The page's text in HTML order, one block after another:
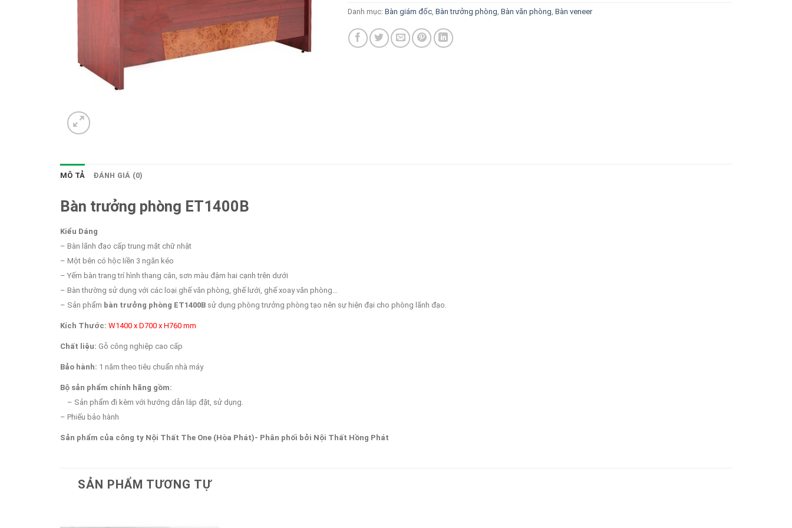
Danh mục: Bàn giám đốc, Bàn trưởng phòng Bàn văn phòng Bàn veneer
MÔ TẢ ĐÁNH GIÁ (0)
Bàn trưởng phòng ET1400B
Kiểu Dáng
– Bàn lãnh đạo cấp trung mặt chữ nhật
– Một bên có hộc liền 3 ngăn kéo
– Yếm bàn trang trí hình thang cân, sơn màu đậm hai cạnh trên dưới
– Bàn thường sử dụng với các loại ghế văn phòng, ghế lưới, ghế xoay văn phòng…
– Sản phẩm bàn trưởng phòng ET1400B sử dụng phòng trưởng phòng tạo nên sự hiện đại cho phòng lãnh đạo.
Kích Thước: W1400 x D700 x H760 mm
Chất liệu: Gỗ công nghiệp cao cấp
Bảo hành: 1 năm theo tiêu chuẩn nhà máy
Bộ sản phẩm chính hãng gồm:
– Sản phẩm đi kèm với hướng dẫn lắp đặt, sử dụng.
– Phiếu bảo hành
Sản phẩm của công ty Nội Thất The One (Hòa Phát)- Phân phối bởi Nội Thất Hồng Phát
SẢN PHẨM TƯƠNG TỰ